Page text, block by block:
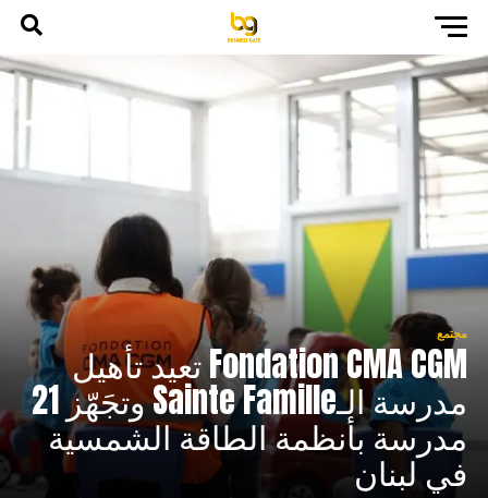
مجتمع
Fondation CMA CGM تعيد تأهيل
مدرسة الـSainte Famille وتجَهّز 21
مدرسة بأنظمة الطاقة الشمسية
في لبنان